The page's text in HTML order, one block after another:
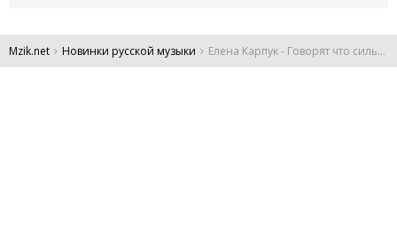
Mzik.net Новинки русской музыки Елена Карпук - Говорят что сильным всё легко даётся